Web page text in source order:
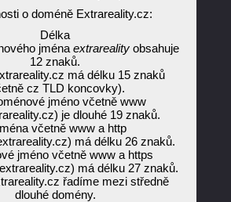
o doméně Extrareality.cz:
Délka
jména extrareality obsahuje
12 znaků.
má délku 15 znaků
cz TLD koncovky).
jméno včetně www
je dlouhé 19 znaků.
včetně www a http
má délku 26 znaků.
jméno včetně www a https
má délku 27 znaků.
řadíme mezi středně
dlouhé domény.